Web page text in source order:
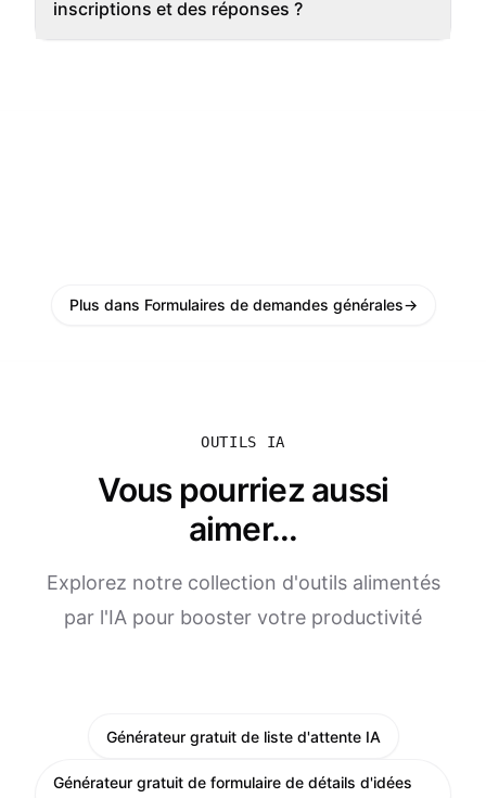
inscriptions et des réponses ?
Plus dans Formulaires de demandes générales→
OUTILS IA
Vous pourriez aussi
aimer...
Explorez notre collection d'outils alimentés
par l'IA pour booster votre productivité
Générateur gratuit de liste d'attente IA
Générateur gratuit de formulaire de détails d'idées